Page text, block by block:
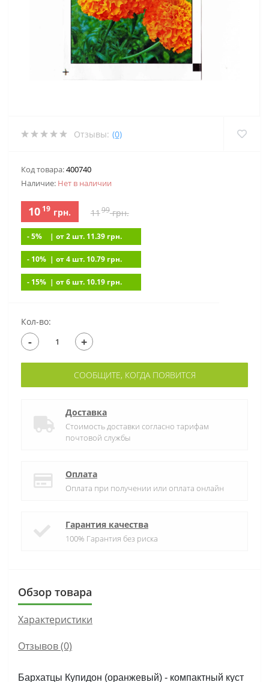
Отзывы: (0)
Код товара:400740
Наличие: Нет в наличии
10 19 грн. 1199грн.
- 5% | от 2 шт. 11.39 грн.
- 10% | от 4 шт. 10.79 грн.
- 15% | от 6 шт. 10.19 грн.
Кол-во:
- +
СООБЩИТЕ, КОГДА ПОЯВИТСЯ
Доставка
Стоимость доставки согласно тарифам
почтовой службы
Оплата
Оплата при получении или оплата онлайн
Гарантия качества
100% Гарантия без риска
Обзор товара
Характеристики
Отзывов (0)
Бархатцы Купидон (оранжевый) - компактный куст